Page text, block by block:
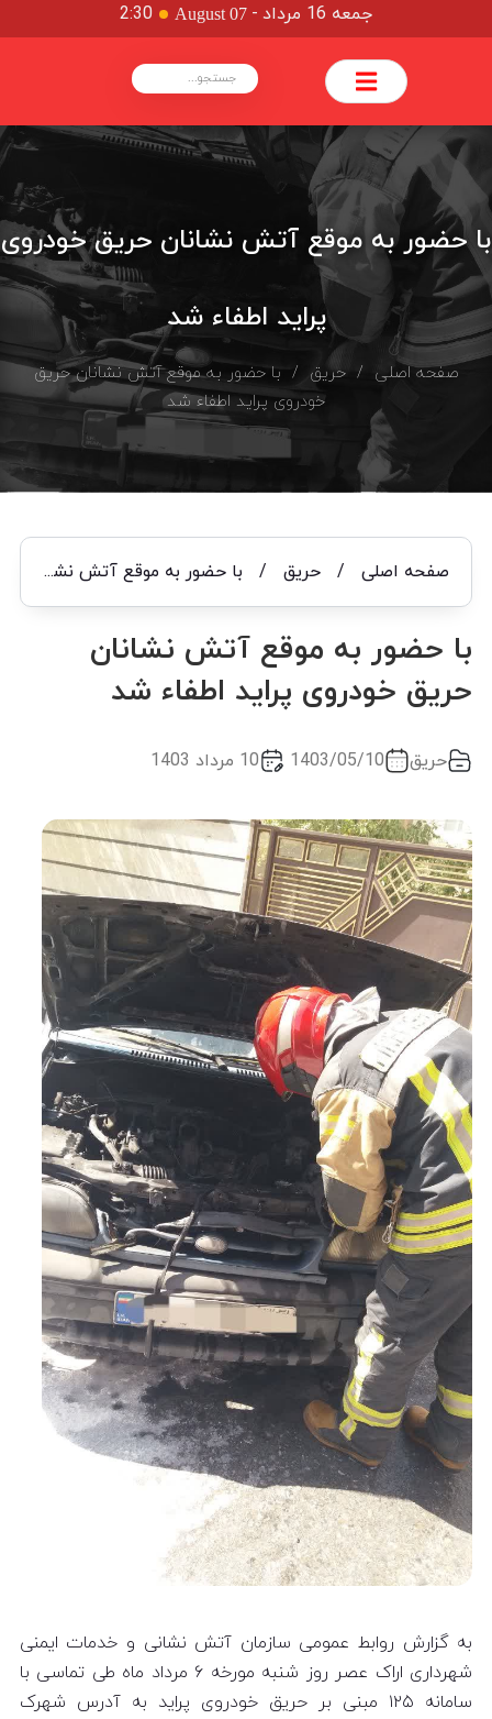
جمعه 16 مرداد -
August 07
2:30
با حضور به موقع آتش نشانان حریق خودروی
پراید اطفاء شد
صفحه اصلی /حریق / با حضور به موقع آتش نشانان حریق
خودروی پراید اطفاء شد
صفحه اصلی/ حریق/ با حضور به موقع آتش نشانان حریق خودروی پراید اطفاء شد
با حضور به موقع آتش نشانان
حریق خودروی پراید اطفاء شد
حریق 1403/05/10 10 مرداد 1403
به گزارش روابط عمومی سازمان آتش نشانی و خدمات ایمنی
شهرداری اراک عصر روز شنبه مورخه ۶ مرداد ماه طی تماسی با
سامانه ۱۲۵ مبنی بر حریق خودروی پراید به آدرس شهرک